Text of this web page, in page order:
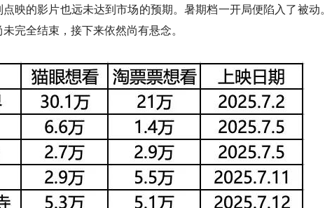
映的影片也远未达到市场的预期。暑期档一开局便陷入了被动
完全结束，接下来依然尚有悬念。